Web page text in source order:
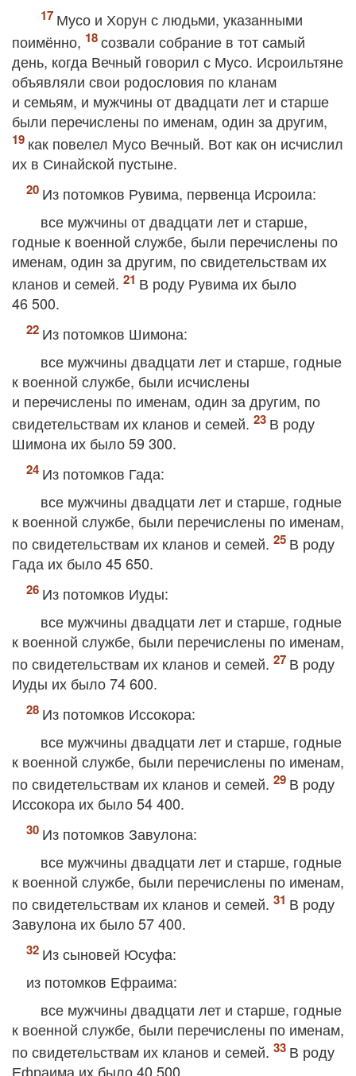
Мусо и Хорун с людьми, указанными
поимённо,
созвали собрание в тот самый
день, когда Вечный говорил с Мусо. Исроильтяне
объявляли свои родословия по кланам
и семьям, и мужчины от двадцати лет и старше
были перечислены по именам, один за другим,
как повелел Мусо Вечный. Вот как он исчислил
их в Синайской пустыне.
Из потомков Рувима, первенца Исроила:
все мужчины от двадцати лет и старше,
годные к военной службе, были перечислены по
именам, один за другим, по свидетельствам их
кланов и семей.
В роду Рувима их было
46 500.
Из потомков Шимона:
все мужчины двадцати лет и старше, годные
к военной службе, были исчислены
и перечислены по именам, один за другим, по
свидетельствам их кланов и семей.
В роду
Шимона их было 59 300.
Из потомков Гада:
все мужчины двадцати лет и старше, годные
к военной службе, были перечислены по именам,
по свидетельствам их кланов и семей.
В роду
Гада их было 45 650.
Из потомков Иуды:
все мужчины двадцати лет и старше, годные
к военной службе, были перечислены по именам,
по свидетельствам их кланов и семей.
В роду
Иуды их было 74 600.
Из потомков Иссокора:
все мужчины двадцати лет и старше, годные
к военной службе, были перечислены по именам,
по свидетельствам их кланов и семей.
В роду
Иссокора их было 54 400.
Из потомков Завулона:
все мужчины двадцати лет и старше, годные
к военной службе, были перечислены по именам,
по свидетельствам их кланов и семей.
В роду
Завулона их было 57 400.
Из сыновей Юсуфа:
из потомков Ефраима:
все мужчины двадцати лет и старше, годные
к военной службе, были перечислены по именам,
по свидетельствам их кланов и семей.
В роду
Ефраима их было 40 500.